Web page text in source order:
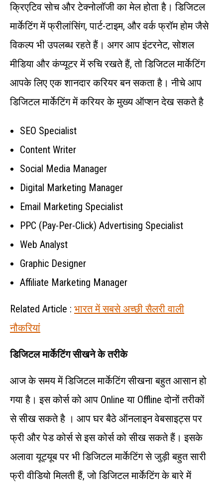
क्रिएटिव सोच और टेक्नोलॉजी का मेल होता है। डिजिटल
मार्केटिंग में फ्रीलांसिंग, पार्ट-टाइम, और वर्क फ्रॉम होम जैसे
विकल्प भी उपलब्ध रहते हैं। अगर आप इंटरनेट, सोशल
मीडिया और कंप्यूटर में रुचि रखते हैं, तो डिजिटल मार्केटिंग
आपके लिए एक शानदार करियर बन सकता है। नीचे आप
डिजिटल मार्केटिंग में करियर के मुख्य ऑप्शन देख सकते है
SEO Specialist
Content Writer
Social Media Manager
Digital Marketing Manager
Email Marketing Specialist
PPC (Pay-Per-Click) Advertising Specialist
Web Analyst
Graphic Designer
Affiliate Marketing Manager
Related Article : भारत में सबसे अच्छी सैलरी वाली
नौकरियां
डिजिटल मार्केटिंग सीखने के तरीके
आज के समय में डिजिटल मार्केटिंग सीखना बहुत आसान हो
गया है। इस कोर्स को आप Online या Offline दोनों तरीकों
से सीख सकते है । आप घर बैठे ऑनलाइन वेबसाइट्स पर
फ्री और पेड कोर्स से इस कोर्स को सीख सकते हैं। इसके
अलावा यूट्यूब पर भी डिजिटल मार्केटिंग से जुड़ी बहुत सारी
फ्री वीडियो मिलती हैं, जो डिजिटल मार्केटिंग के बारे में